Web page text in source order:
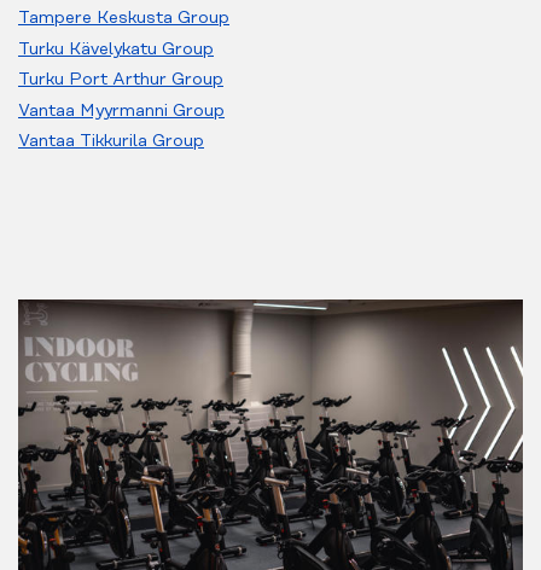
Tampere Keskusta Group
Turku Kävelykatu Group
Turku Port Arthur Group
Vantaa Myyrmanni Group
Vantaa Tikkurila Group